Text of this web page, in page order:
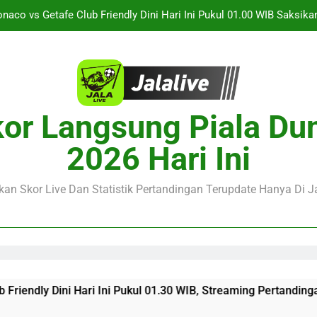
Hadirkan Informasi Lengkap KuPS vs U Craiova Liga Eropa
Jalalive Aston Villa vs Bayern Club Friendly Malam Ini Pukul 19.00
vs Getafe Club Friendly Dini Hari Ini Pukul 01.00 WIB
Hadirkan Informasi Lengkap KuPS vs U Craiova Liga Eropa
Langsung Piala
2026 Hari Ini
Skor Live Dan Statistik Pertandingan Terupdate Hanya Di
Ini Pukul 01.30 WIB, Streaming Pertandingan